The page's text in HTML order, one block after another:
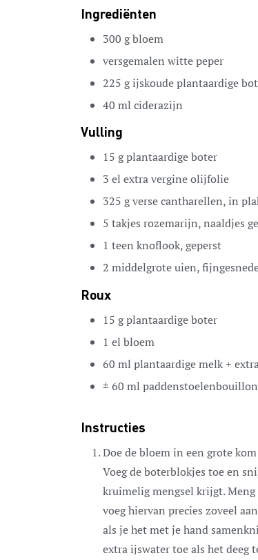
Ingrediënten
300 gbloem
versgemalen witte peper
225 gijskoude plantaardige
40 ml ciderazijn
Vulling
15 gplantaardige boter
3 el extra vergine olijfolie
325 gverse cantharellen,in
5 takjes rozemarijn,naaldjes
1 teen knoflook,geperst
2 middelgrote uien,
Roux
15 gplantaardige boter
1 el bloem
60 ml plantaardige melk +
± 60 ml paddenstoelenbouillon
Instructies
Doe de bloem in een grote
Voeg de boterblokjes toe en
kruimelig mengsel krijgt.
voeg hiervan precies zoveel
als je het met je hand
extra ijswater toe als het deeg